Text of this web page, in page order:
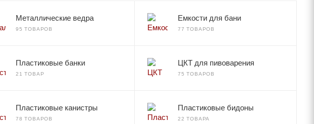
Металлические ведра
95 ТОВАРОВ
Емкости для бани
77 ТОВАРОВ
Пластиковые банки
21 ТОВАР
ЦКТ для пивоварения
75 ТОВАРОВ
Пластиковые канистры
78 ТОВАРОВ
Пластиковые бидоны
22 ТОВАРА